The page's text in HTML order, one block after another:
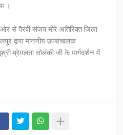
।
से पैरवी संजय मोरे अतिरिक्त जिला
द्वारा माननीय उपसंचालक
प्रेमलता सोलंकी जी के मार्गदर्शन में